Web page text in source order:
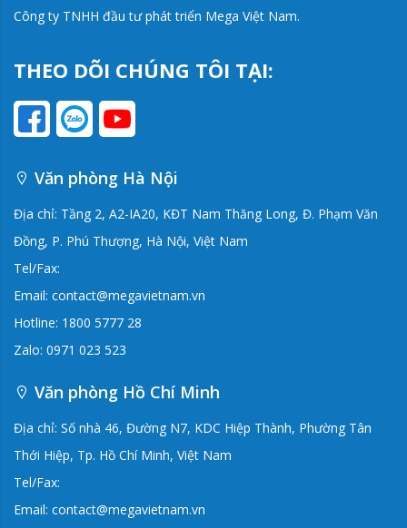
Công ty TNHH đầu tư phát triển Mega Việt Nam.
THEO DÕI CHÚNG TÔI TẠI:
Văn phòng Hà Nội
Địa chỉ: Tầng 2, A2-IA20, KĐT Nam Thăng Long, Đ. Phạm Văn
Đồng, P. Phú Thượng, Hà Nội, Việt Nam
Tel/Fax:
Email: contact@megavietnam.vn
Hotline: 1800 5777 28
Zalo: 0971 023 523
Văn phòng Hồ Chí Minh
Địa chỉ: Số nhà 46, Đường N7, KDC Hiệp Thành, Phường Tân
Thới Hiệp, Tp. Hồ Chí Minh, Việt Nam
Tel/Fax:
Email: contact@megavietnam.vn